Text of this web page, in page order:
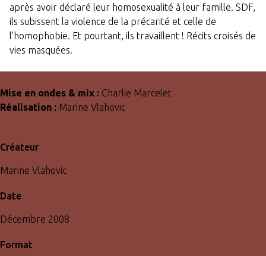
après avoir déclaré leur homosexualité à leur famille. SDF,
ils subissent la violence de la précarité et celle de
l'homophobie. Et pourtant, ils travaillent ! Récits croisés de
vies masquées.
Mise en ondes & mix : Charlie Marcelet
Réalisation : Marine Vlahovic
Créateur
Marine Vlahovic
Date
Décembre 2008
Format